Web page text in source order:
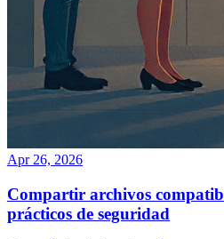
Apr 26, 2026
Compartir archivos
prácticos de seguridad